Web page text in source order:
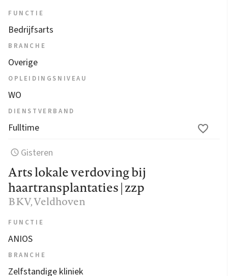
FUNCTIE
Bedrijfsarts
BRANCHE
Overige
OPLEIDINGSNIVEAU
WO
DIENSTVERBAND
Fulltime
Gisteren
Arts lokale verdoving bij
haartransplantaties | zzp
BKV, Veldhoven
FUNCTIE
ANIOS
BRANCHE
Zelfstandige kliniek